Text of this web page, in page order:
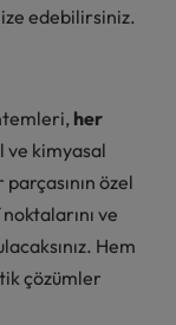
edebilirsiniz.
her
ve kimyasal
parçasının özel
ve
Hem
çözümler